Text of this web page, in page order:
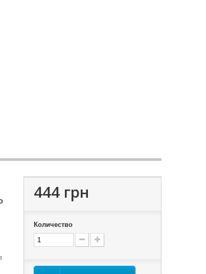
444 грн
Количество